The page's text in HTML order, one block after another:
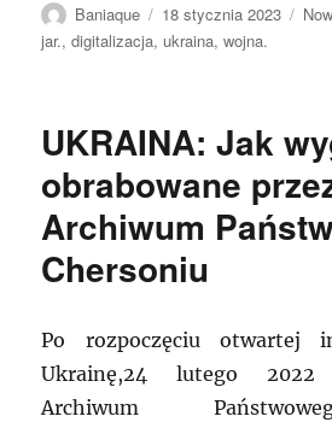
Autor
Baniaque
Data
publikacji
18 stycznia 2023
jar.,digitalizacja, ukraina,wojna.
UKRAINA: Jak
obrabowane
Archiwum
Chersoniu
Po rozpoczęciu otwartej
Ukrainę,24 lutego 2022
Archiwum